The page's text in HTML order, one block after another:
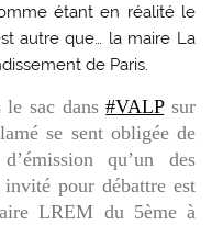
étant en réalité le
autre que… la maire La
de Paris.
le sac dans#VALPsur
se sent obligée de
qu’un des
pour débattre est
LREM du 5ème à